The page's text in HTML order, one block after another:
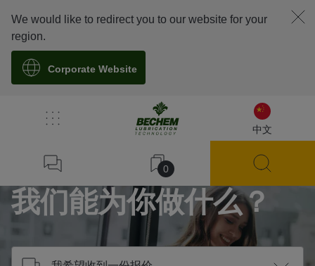
中文
0
We would like to redirect you to our website for your
region.
Corporate Website
联系我们
我们能为你做什么？